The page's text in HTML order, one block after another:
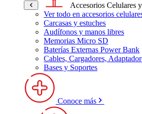
Accesorios Celulares
Ver todo en accesorios
Carcasas y estuches
Audífonos y manos libres
Memorias Micro SD
Baterías Externas Power Bank
Cables, Cargadores,
Bases y Soportes
Conoce más